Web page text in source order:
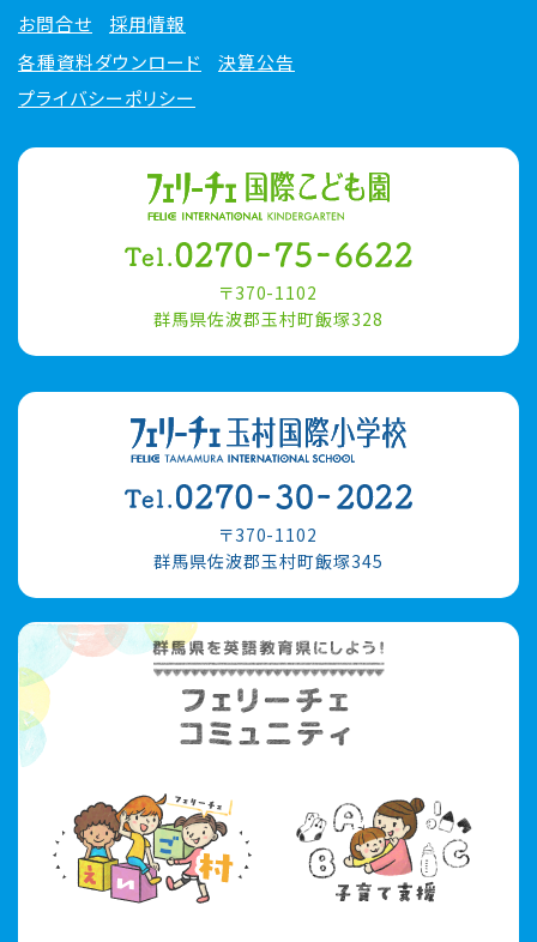
プライバシーポリシー
お問合せ
採用情報
各種資料ダウンロード
決算公告
〒370-1102
群馬県佐波郡玉村町飯塚328
〒370-1102
群馬県佐波郡玉村町飯塚345